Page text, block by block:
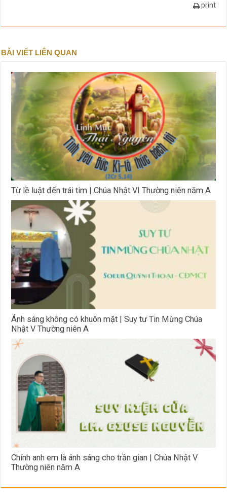
print
BÀI VIẾT LIÊN QUAN
Từ lề luật đến trái tim | Chúa Nhật VI Thường niên năm A
Ánh sáng không có khuôn mặt | Suy tư Tin Mừng Chúa
Nhật V Thường niên A
Chính anh em là ánh sáng cho trần gian | Chúa Nhật V
Thường niên năm A